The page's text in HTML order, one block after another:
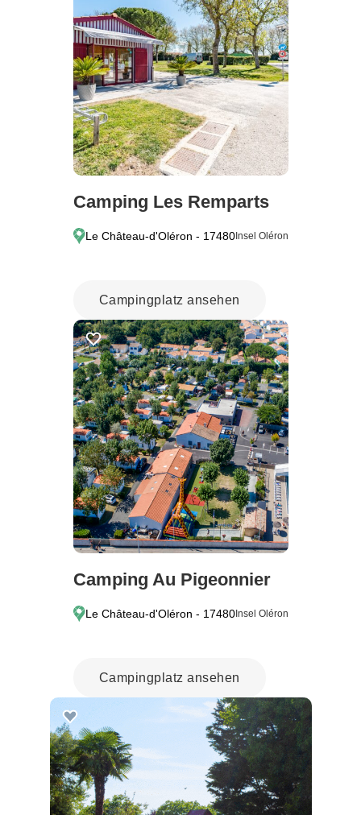
Camping Les Remparts
Le Château-d'Oléron - 17480Insel Oléron
Campingplatz ansehen
Camping Au Pigeonnier
Le Château-d'Oléron - 17480Insel Oléron
Campingplatz ansehen